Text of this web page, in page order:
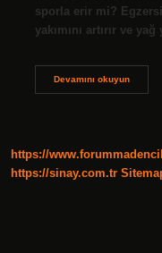
sporla erir mi?
yakımını artırır ve yağ
Devamını okuyunHangi
https://
https://sinay.com.tr